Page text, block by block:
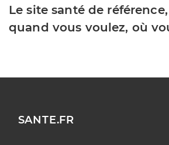
Le site santé de
quand vous voulez, où
SANTE.FR